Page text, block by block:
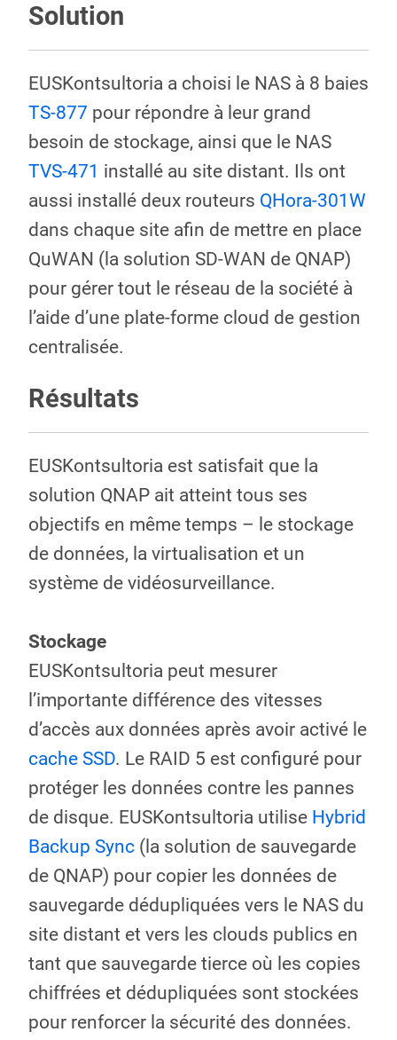
Solution
EUSKontsultoria a choisi le NAS à 8 baies
TS-877 pour répondre à leur grand
besoin de stockage, ainsi que le NAS
TVS-471 installé au site distant. Ils ont
aussi installé deux routeurs QHora-301W
dans chaque site afin de mettre en place
QuWAN (la solution SD-WAN de QNAP)
pour gérer tout le réseau de la société à
l’aide d’une plate-forme cloud de gestion
centralisée.
Résultats
EUSKontsultoria est satisfait que la
solution QNAP ait atteint tous ses
objectifs en même temps – le stockage
de données, la virtualisation et un
système de vidéosurveillance.
Stockage
EUSKontsultoria peut mesurer
l’importante différence des vitesses
d’accès aux données après avoir activé le
cache SSD. Le RAID 5 est configuré pour
protéger les données contre les pannes
de disque. EUSKontsultoria utilise Hybrid
Backup Sync (la solution de sauvegarde
de QNAP) pour copier les données de
sauvegarde dédupliquées vers le NAS du
site distant et vers les clouds publics en
tant que sauvegarde tierce où les copies
chiffrées et dédupliquées sont stockées
pour renforcer la sécurité des données.